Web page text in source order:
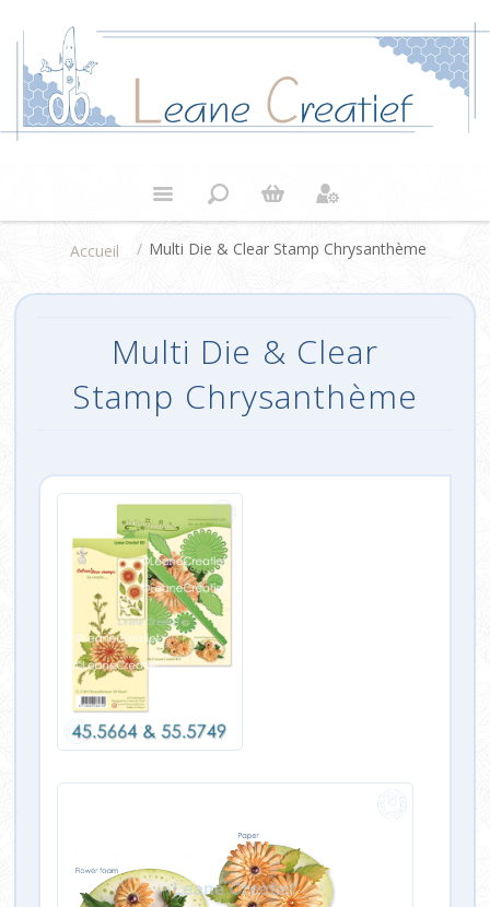
Accueil / Multi Die & Clear Stamp Chrysanthème
Multi Die & Clear
Stamp Chrysanthème